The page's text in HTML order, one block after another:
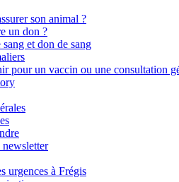
son animal ?
un don ?
et don de sang
pour un vaccin ou une consultation
urgences à Frégis